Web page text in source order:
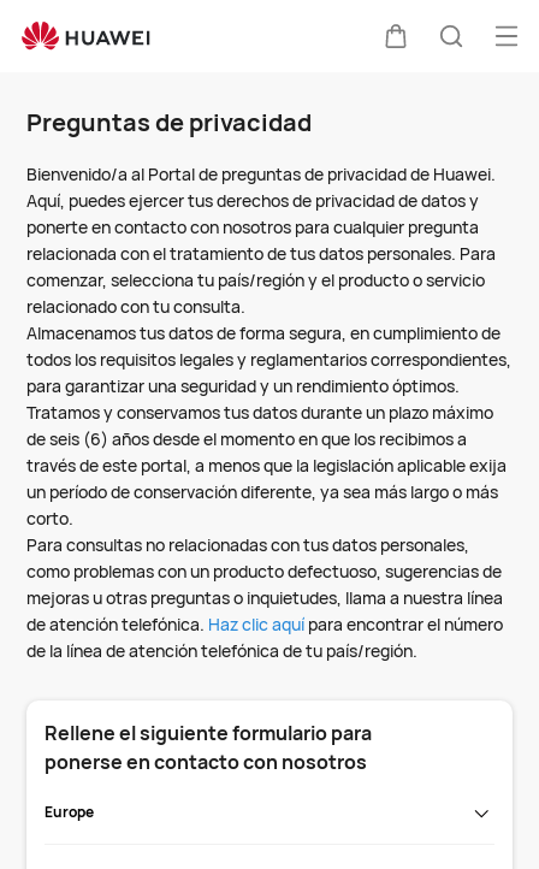
de
Preguntas de privacidad
Bienvenido/a al Portal de preguntas de privacidad de Huawei.
Aquí, puedes ejercer tus derechos de privacidad de datos y
ponerte en contacto con nosotros para cualquier pregunta
relacionada con el tratamiento de tus datos personales. Para
comenzar, selecciona tu país/región y el producto o servicio
relacionado con tu consulta.
Almacenamos tus datos de forma segura, en cumplimiento de
todos los requisitos legales y reglamentarios correspondientes,
para garantizar una seguridad y un rendimiento óptimos.
Tratamos y conservamos tus datos durante un plazo máximo
de seis (6) años desde el momento en que los recibimos a
través de este portal, a menos que la legislación aplicable exija
un período de conservación diferente, ya sea más largo o más
corto.
Para consultas no relacionadas con tus datos personales,
como problemas con un producto defectuoso, sugerencias de
mejoras u otras preguntas o inquietudes, llama a nuestra línea
de atención telefónica. Haz clic aquí para encontrar el número
de la línea de atención telefónica de tu país/región.
Rellene el siguiente formulario para
ponerse en contacto con nosotros
Europe